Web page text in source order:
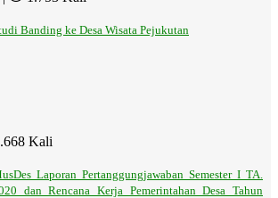
Banding ke Desa Wisata Pejukutan
Kali
Laporan Pertanggungjawaban Semester I TA.
dan Rencana Kerja Pemerintahan Desa Tahun